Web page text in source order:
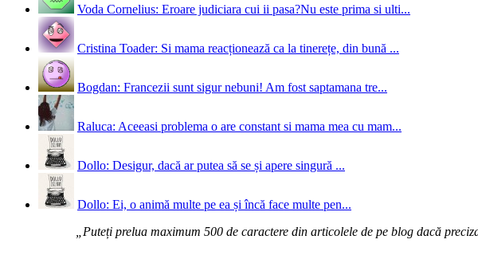
Voda Cornelius: Eroare judiciara cui ii pasa?Nu este prima si ulti...
Cristina Toader: Si mama reacționează ca la tinerețe, din bună ...
Bogdan: Francezii sunt sigur nebuni! Am fost saptamana tre...
Raluca: Aceeasi problema o are constant si mama mea cu mam...
Dollo: Desigur, dacă ar putea să se și apere singură ...
Dollo: Ei, o animă multe pe ea și încă face multe pen...
„Puteți prelua maximum 500 de caractere din articolele de pe blog dacă